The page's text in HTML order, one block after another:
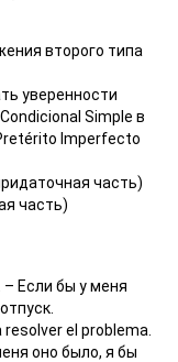
второго типа
уверенности
Simple в
Imperfecto
часть)
часть)
– Если бы у меня
el problema.
оно было, я бы